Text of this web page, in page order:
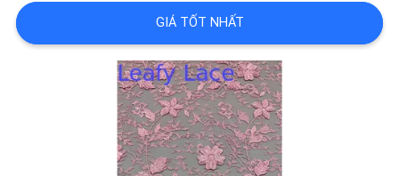
LIÊN
GIÁ TỐT NHẤT